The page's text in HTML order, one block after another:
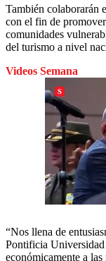
También colaborarán
con el fin de
comunidades
del turismo a nivel
Videos Semana
“Nos llena de
Pontificia Universidad
económicamente a